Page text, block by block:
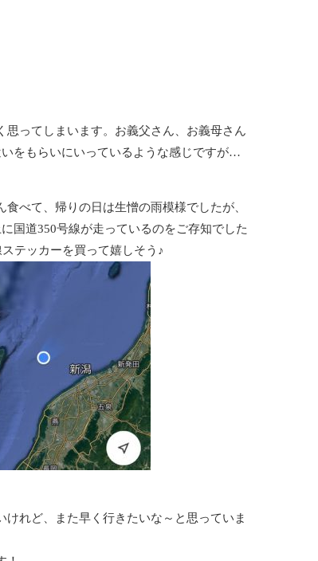
ってしまいます。お義父さん、お義母さん
をもらいにいっているような感じですが…
べて、帰りの日は生憎の雨模様でしたが、
国道350号線が走っているのをご存知でした
テッカーを買って嬉しそう♪
れど、また早く行きたいな～と思っていま